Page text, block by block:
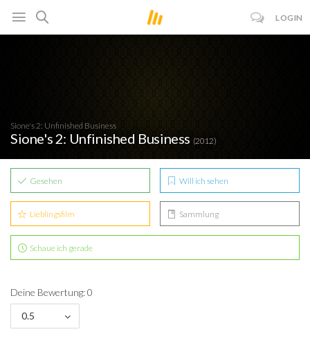
LOGIN
Sione's 2: Unfinished Business
Sione's 2: Unfinished Business (2012)
Gesehen Will ich sehen
Lieblingsfilm Sammlung
Schaue ich gerade
Deine Bewertung: 0
0.5